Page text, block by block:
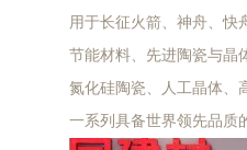
用于长征火箭、神舟、快
节能材料、先进陶瓷与晶
氮化硅陶瓷、人工晶体、
一系列具备世界领先品质